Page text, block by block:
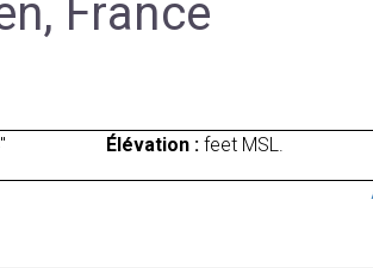
France
Élévation :feet MSL.